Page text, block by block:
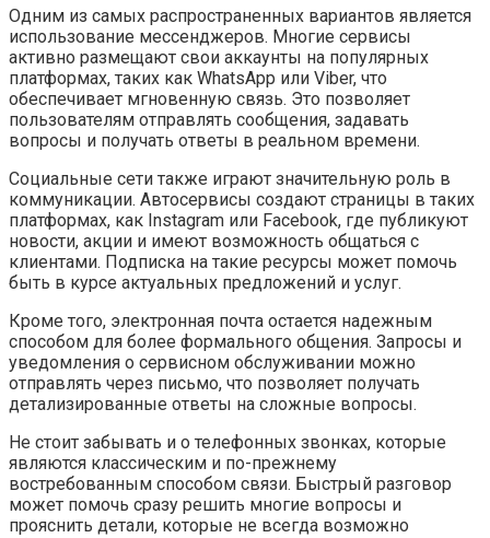
Одним из самых распространенных вариантов является
использование мессенджеров. Многие сервисы
активно размещают свои аккаунты на популярных
платформах, таких как WhatsApp или Viber, что
обеспечивает мгновенную связь. Это позволяет
пользователям отправлять сообщения, задавать
вопросы и получать ответы в реальном времени.
Социальные сети также играют значительную роль в
коммуникации. Автосервисы создают страницы в таких
платформах, как Instagram или Facebook, где публикуют
новости, акции и имеют возможность общаться с
клиентами. Подписка на такие ресурсы может помочь
быть в курсе актуальных предложений и услуг.
Кроме того, электронная почта остается надежным
способом для более формального общения. Запросы и
уведомления о сервисном обслуживании можно
отправлять через письмо, что позволяет получать
детализированные ответы на сложные вопросы.
Не стоит забывать и о телефонных звонках, которые
являются классическим и по-прежнему
востребованным способом связи. Быстрый разговор
может помочь сразу решить многие вопросы и
прояснить детали, которые не всегда возможно